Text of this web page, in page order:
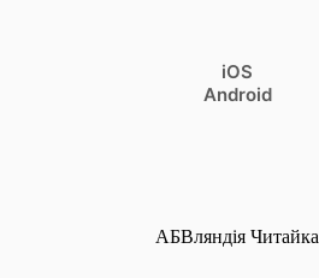
iOS
Android
АБВляндія Читайка